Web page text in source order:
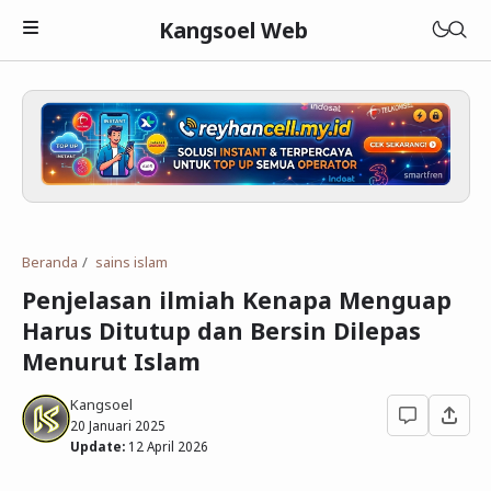
Kangsoel Web
Islam
Fiqih
Adab dan Akhlak
Parenting Islami
Sejarah Islam
Cerita Hikmah
Android
Aplikasi Android
Media Sosial
Komputer
Linux
Windows
Open Source
Hardware
Blogging
Blogger
WordPress
Blogging
Download
Murottal
Ebook Islam
Lain-lain
Beranda sains islam
Penjelasan ilmiah Kenapa Menguap
Harus Ditutup dan Bersin Dilepas
Menurut Islam
Kangsoel
20 Januari 2025
Update: 12 April 2026